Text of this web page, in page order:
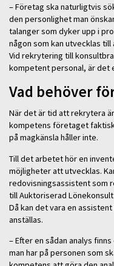
– Företag ska naturligtvis
den personlighet man
talanger som dyker upp i
någon som kan utvecklas
Vid rekrytering till
kompetent personal, är det
Vad behöver
När det är tid att rekrytera
kompetens företaget
på magkänsla håller inte.
Till det arbetet hör en
möjligheter att utvecklas.
redovisningsassistent som
till Auktoriserad
Då kan det vara en
anställas.
– Efter en sådan analys
man har på personen som